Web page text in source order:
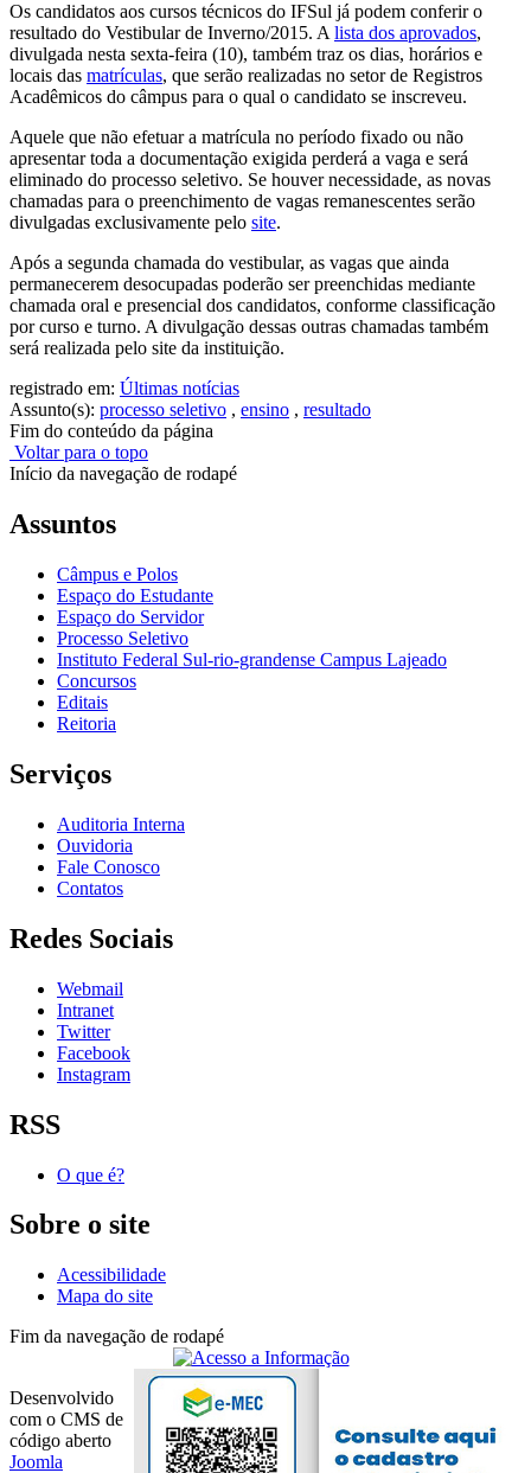
Os candidatos aos cursos técnicos do IFSul já podem conferir o
resultado do Vestibular de Inverno/2015. A lista dos aprovados,
divulgada nesta sexta-feira (10), também traz os dias, horários e
locais das matrículas, que serão realizadas no setor de Registros
Acadêmicos do câmpus para o qual o candidato se inscreveu.
Aquele que não efetuar a matrícula no período fixado ou não
apresentar toda a documentação exigida perderá a vaga e será
eliminado do processo seletivo. Se houver necessidade, as novas
chamadas para o preenchimento de vagas remanescentes serão
divulgadas exclusivamente pelo site.
Após a segunda chamada do vestibular, as vagas que ainda
permanecerem desocupadas poderão ser preenchidas mediante
chamada oral e presencial dos candidatos, conforme classificação
por curso e turno. A divulgação dessas outras chamadas também
será realizada pelo site da instituição.
registrado em: Últimas notícias
Assunto(s): processo seletivo , ensino , resultado
Fim do conteúdo da página
Voltar para o topo
Início da navegação de rodapé
Assuntos
Câmpus e Polos
Espaço do Estudante
Espaço do Servidor
Processo Seletivo
Instituto Federal Sul-rio-grandense Campus Lajeado
Concursos
Editais
Reitoria
Serviços
Auditoria Interna
Ouvidoria
Fale Conosco
Contatos
Redes Sociais
Webmail
Intranet
Twitter
Facebook
Instagram
RSS
O que é?
Sobre o site
Acessibilidade
Mapa do site
Fim da navegação de rodapé
Desenvolvido
com o CMS de
código aberto
Joomla